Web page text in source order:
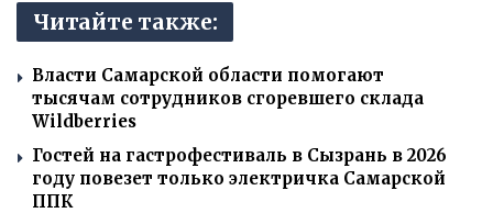
Читайте также:
Власти Самарской области помогают
тысячам сотрудников сгоревшего склада
Wildberries
Гостей на гастрофестиваль в Сызрань в 2026
году повезет только электричка Самарской
ППК